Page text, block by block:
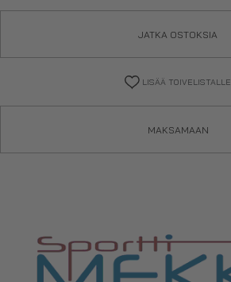
JATKA OSTOKSIA
LISÄÄ TOIVELISTALLE
MAKSAMAAN